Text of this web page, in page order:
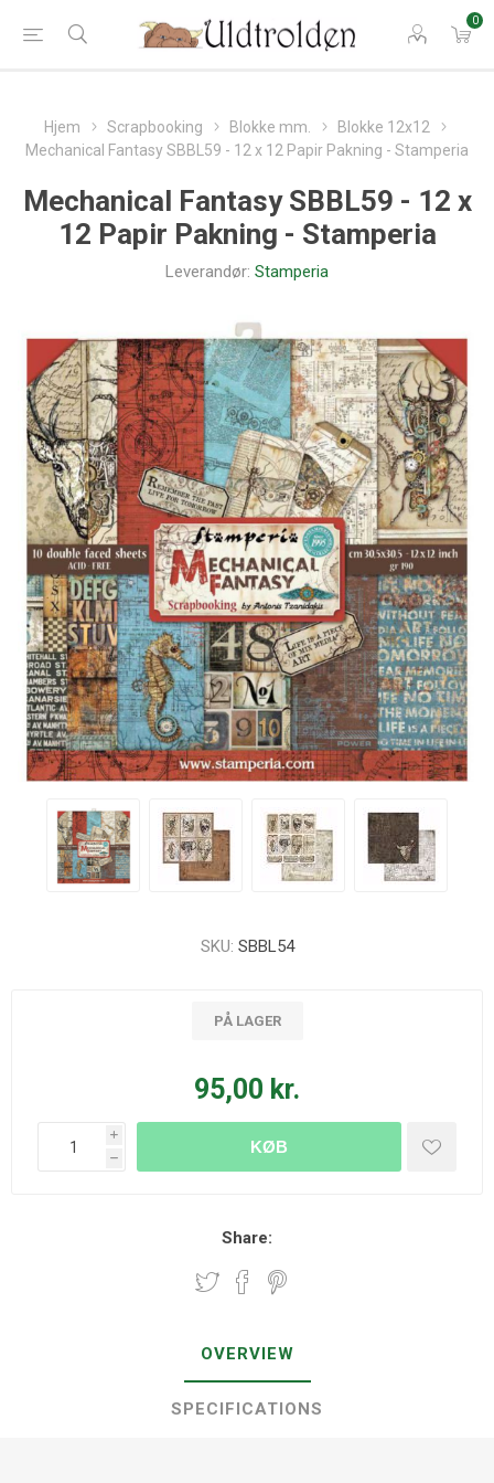
0
Hjem Scrapbooking Blokke mm.
Blokke 12x12
Mechanical Fantasy SBBL59 - 12 x 12 Papir Pakning - Stamperia
Mechanical Fantasy SBBL59 - 12 x
12 Papir Pakning - Stamperia
Leverandør: Stamperia
SKU: SBBL54
PÅ LAGER
95,00 kr.
i
h
KØB
Share:
OVERVIEW
SPECIFICATIONS